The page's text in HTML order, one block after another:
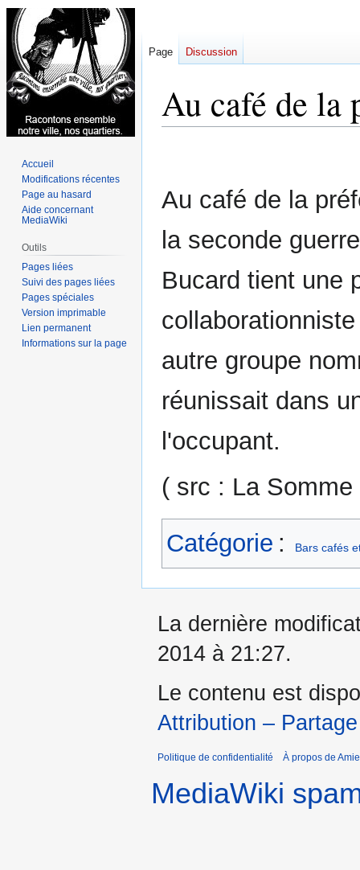
Au café de la
navigation
recherche
Au café de la
la seconde
Bucard tient une
autre groupe
réunissait dans
l'occupant.
( src : La
Catégorie : Bars cafés
Page Discussion
Accueil
Modifications récentes
Page au hasard
Aide concernant
MediaWiki
Outils
Pages liées
Suivi des pages liées
Pages spéciales
Version imprimable
Lien permanent
Informations sur la page
La dernière
2014 à 21:27.
Le contenu est
Attribution –
Politique de confidentialité À propos de
MediaWiki